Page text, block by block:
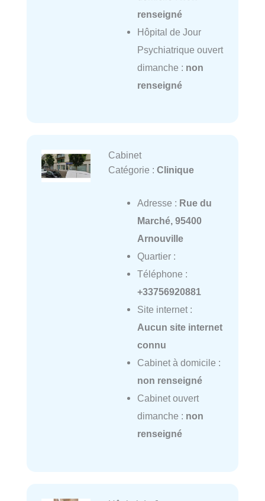
renseigné
Hôpital de Jour
Psychiatrique ouvert
dimanche : non
renseigné
Cabinet
Catégorie : Clinique
Adresse : Rue du
Marché, 95400
Arnouville
Quartier :
Téléphone :
+33756920881
Site internet :
Aucun site internet
connu
Cabinet à domicile :
non renseigné
Cabinet ouvert
dimanche : non
renseigné